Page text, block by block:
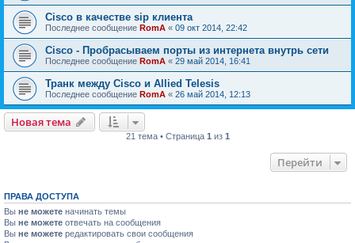
Cisco в качестве sip клиента
Последнее сообщение RomA « 09 окт 2014, 22:42
Cisco - Пробрасываем порты из интернета внутрь сети
Последнее сообщение RomA « 29 май 2014, 16:41
Транк между Cisco и Allied Telesis
Последнее сообщение RomA « 26 май 2014, 12:13
Новая тема
21 тема • Страница 1 из 1
Перейти
ПРАВА ДОСТУПА
Вы не можете начинать темы
Вы не можете отвечать на сообщения
Вы не можете редактировать свои сообщения